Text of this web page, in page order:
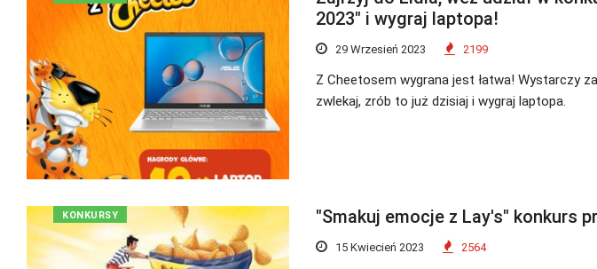
2023" i wygraj laptopa!
29 Wrzesień 2023 2199
Z Cheetosem wygrana jest łatwa! Wystarczy
zwlekaj, zrób to już dzisiaj i wygraj laptopa.
KONKURSY "Smakuj emocje z Lay's" konkurs
15 Kwiecień 2023 2564